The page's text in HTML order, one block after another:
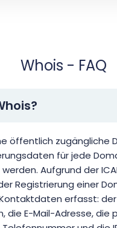
Whois - FAQ
öffentlich zugängliche
für jede
Aufgrund der
Registrierung einer
erfasst:
die E-Mail-Adresse, die